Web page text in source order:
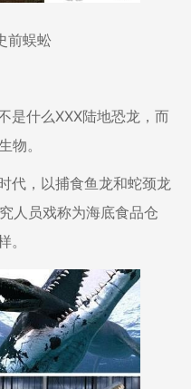
前蜈蚣
什么XXX陆地恐龙，而
物。
，以捕食鱼龙和蛇颈龙
人员戏称为海底食品仓
。